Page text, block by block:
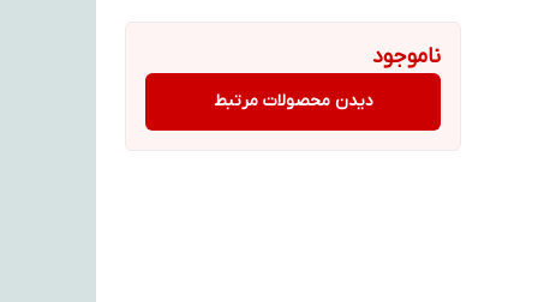
ناموجود
دیدن محصولات مرتبط